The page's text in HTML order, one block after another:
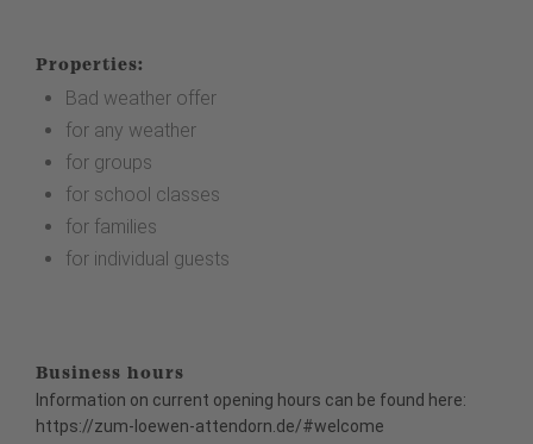
Properties:
Bad weather offer
for any weather
for groups
for school classes
for families
for individual guests
Business hours
Information on current opening hours can be found here:
https://zum-loewen-attendorn.de/#welcome